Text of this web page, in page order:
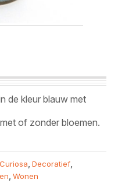
de kleur blauw met
of zonder bloemen.
Curiosa Decoratief
Wonen